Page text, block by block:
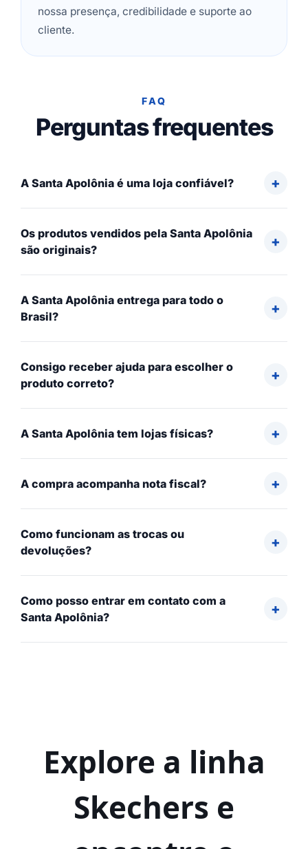
nossa presença, credibilidade e suporte ao
cliente.
FAQ
Perguntas frequentes
A Santa Apolônia é uma loja confiável?
Os produtos vendidos pela Santa Apolônia
são originais?
A Santa Apolônia entrega para todo o
Brasil?
Consigo receber ajuda para escolher o
produto correto?
A Santa Apolônia tem lojas físicas?
A compra acompanha nota fiscal?
Como funcionam as trocas ou
devoluções?
Como posso entrar em contato com a
Santa Apolônia?
Explore a linha
Skechers e